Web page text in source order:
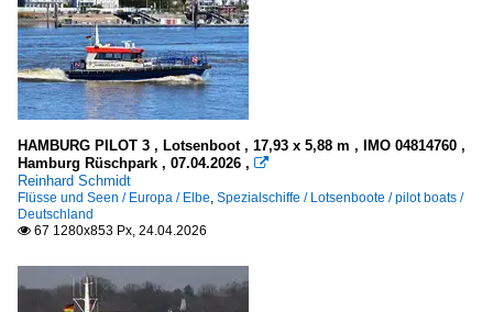
I
K
M
N
P
S
T
alle
HAMBURG PILOT 3 , Lotsenboot , 17,93 x 5,88 m , IMO 04814760 ,
Hamburg Rüschpark , 07.04.2026 , 
Reinhard Schmidt
Flüsse und Seen / Europa / Elbe, Spezialschiffe / Lotsenboote / pilot boats /
Deutschland
 67 1280x853 Px, 24.04.2026